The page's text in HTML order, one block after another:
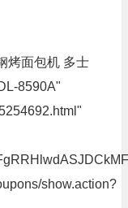
烤面包机 多士
8590A"
show.action?